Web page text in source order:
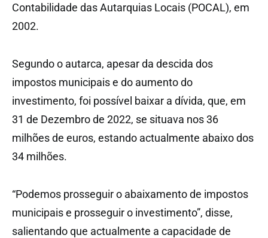
Contabilidade das Autarquias Locais (POCAL), em
2002.
Segundo o autarca, apesar da descida dos
impostos municipais e do aumento do
investimento, foi possível baixar a dívida, que, em
31 de Dezembro de 2022, se situava nos 36
milhões de euros, estando actualmente abaixo dos
34 milhões.
“Podemos prosseguir o abaixamento de impostos
municipais e prosseguir o investimento”, disse,
salientando que actualmente a capacidade de